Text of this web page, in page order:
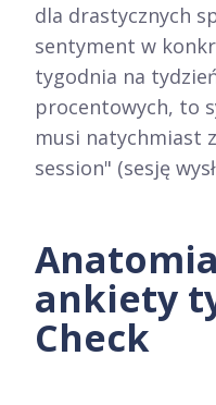
dla drastycznych
sentyment w
tygodnia na
procentowych, to
musi natychmiast
session" (sesję
ankiety
Check